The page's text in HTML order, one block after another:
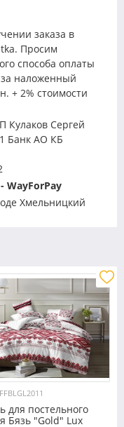
заказа в
Просим
способа оплаты
наложенный
+ 2% стоимости
Кулаков Сергей
Банк АО КБ
WayForPay
Хмельницкий
для постельного
Бязь "Gold" Lux